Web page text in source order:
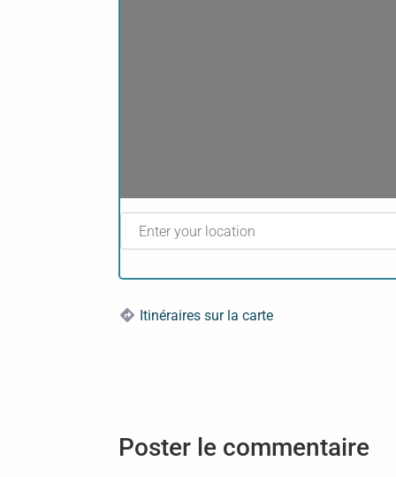
Enter your location
Itinéraires sur la carte
Poster le commentaire